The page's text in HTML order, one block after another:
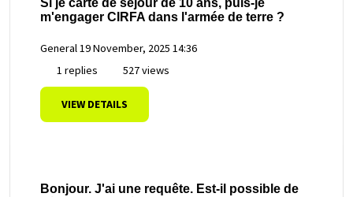
Si je carte de séjour de 10 ans, puis-je
m'engager CIRFA dans l'armée de terre ?
General19 November, 2025 14:36
1 replies
527 views
VIEW DETAILS
Bonjour. J'ai une requête. Est-il possible de